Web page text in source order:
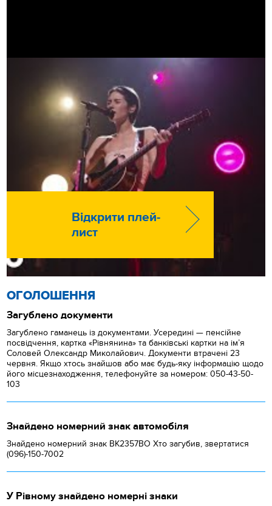
Відкрити плей-
лист
ОГОЛОШЕННЯ
Загублено документи
Загублено гаманець із документами. Усередині — пенсійне
посвідчення, картка «Рівнянина» та банківські картки на ім’я
Соловей Олександр Миколайович. Документи втрачені 23
червня. Якщо хтось знайшов або має будь-яку інформацію щодо
його місцезнаходження, телефонуйте за номером: 050-43-50-
103
Знайдено номерний знак автомобіля
Знайдено номерний знак ВК2357ВО Хто загубив, звертатися
(096)-150-7002
У Рівному знайдено номерні знаки